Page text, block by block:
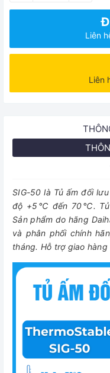
Liên
Liên
SIG-50 là Tủ ấm đối
độ +5℃ đến 70℃. Tủ
Sản phẩm do hãng
và phân phối chính
tháng. Hỗ trợ giao hàng